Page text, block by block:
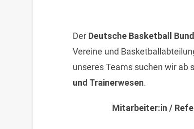
Der Deutsche Basketball Bund
Vereine und
unseres Teams suchen wir ab
und Trainerwesen.
Mitarbeiter:in /